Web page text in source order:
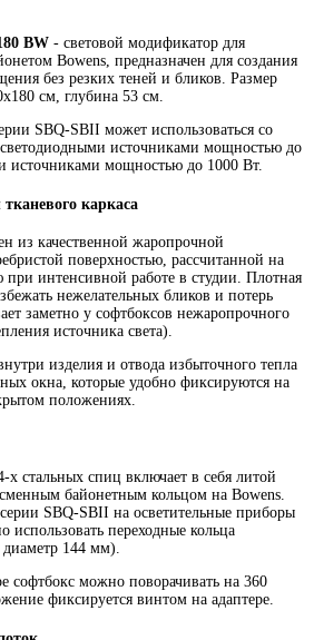
BW - световой модификатор для
Bowens, предназначен для создания
без резких теней и бликов. Размер
см, глубина 53 см.
SBQ-SBII может использоваться со
источниками мощностью до
источниками мощностью до 1000 Вт.
каркаса
из качественной жаропрочной
поверхностью, рассчитанной на
при интенсивной работе в студии. Плотная
нежелательных бликов и потерь
заметно у софтбоксов нежаропрочного
источника света).
изделия и отвода избыточного тепла
окна, которые удобно фиксируются на
положениях.
стальных спиц включает в себя литой
байонетным кольцом на Bowens.
SBQ-SBII на осветительные приборы
переходные кольца
диаметр 144 мм).
софтбокс можно поворачивать на 360
фиксируется винтом на адаптере.